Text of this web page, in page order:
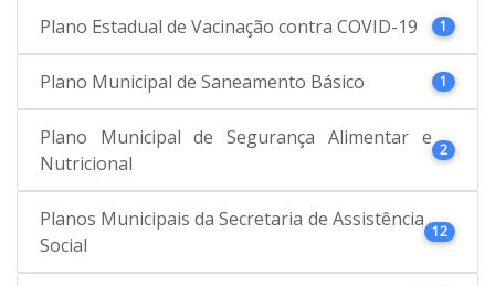
Plano Estadual de Vacinação contra COVID-19 1
Plano Municipal de Saneamento Básico 1
Plano Municipal de Segurança Alimentar e
Nutricional
2
Planos Municipais da Secretaria de Assistência
Social
12